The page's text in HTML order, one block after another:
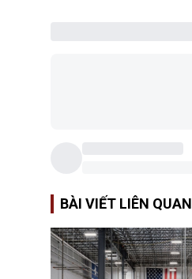
BÀI VIẾT LIÊN QUAN